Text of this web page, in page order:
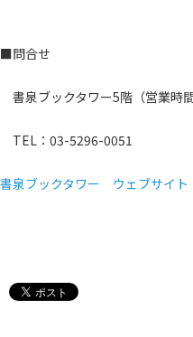
■問合せ
書泉ブックタワー5階（営業時
TEL：03-5296-0051
書泉ブックタワー ウェブサイト